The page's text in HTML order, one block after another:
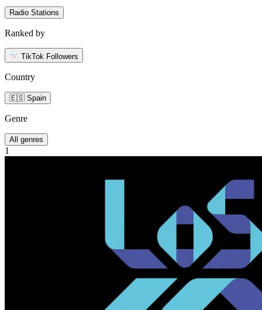
Radio Stations
Ranked by
TikTok Followers
Country
🇪🇸 Spain
Genre
All genres
1